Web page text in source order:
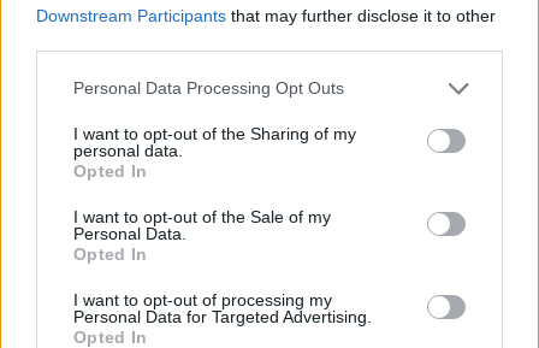
Downstream Participants that may further disclose it to other
Please note that this website/app uses one or more Google
not limited to your visit or usage behaviour. You may click to
grant or deny consent to Google and its third-party tags to
use your data for below specified purposes in below Google
consent section.
Personal Data Processing Opt Outs
I want to opt-out of the Sharing of my
personal data.
Opted In
I want to opt-out of the Sale of my
Personal Data.
Opted In
I want to opt-out of processing my
Personal Data for Targeted Advertising.
Opted In
mierenými šípmi, aby ich potom dorazili v súboji
nablízko svojimi čepeľovými lukmi.